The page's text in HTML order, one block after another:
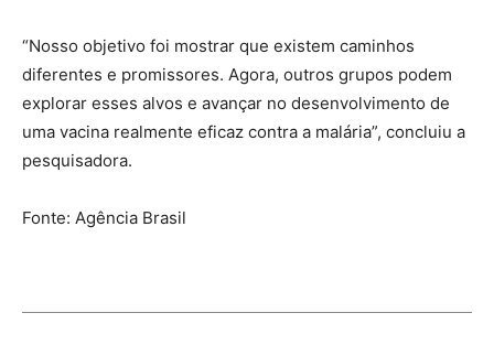
“Nosso objetivo foi mostrar que existem caminhos
diferentes e promissores. Agora, outros grupos podem
explorar esses alvos e avançar no desenvolvimento de
uma vacina realmente eficaz contra a malária”, concluiu a
pesquisadora.
Fonte: Agência Brasil